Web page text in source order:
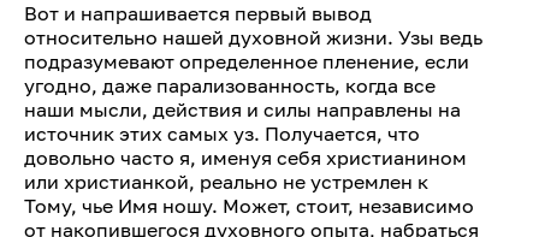
Вот и напрашивается первый вывод
относительно нашей духовной жизни. Узы ведь
подразумевают определенное пленение, если
угодно, даже парализованность, когда все
наши мысли, действия и силы направлены на
источник этих самых уз. Получается, что
довольно часто я, именуя себя христианином
или христианкой, реально не устремлен к
Тому, чье Имя ношу. Может, стоит, независимо
от накопившегося духовного опыта, набраться